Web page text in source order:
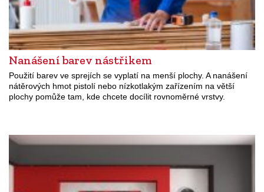
Nanášení barev nástřikem
Použití barev ve sprejích se vyplatí na menší plochy. A nanášení
nátěrových hmot pistolí nebo nízkotlakým zařízením na větší
plochy pomůže tam, kde chcete docílit rovnoměrné vrstvy.